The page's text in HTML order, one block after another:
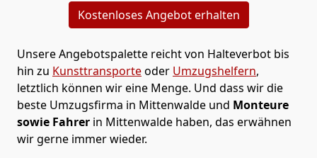
Kostenloses Angebot erhalten
Unsere Angebotspalette reicht von Halteverbot bis
hin zu Kunsttransporteoder Umzugshelfern,
letztlich können wir eine Menge. Und dass wir die
beste Umzugsfirma in Mittenwalde und Monteure
sowie Fahrer in Mittenwalde haben, das erwähnen
wir gerne immer wieder.